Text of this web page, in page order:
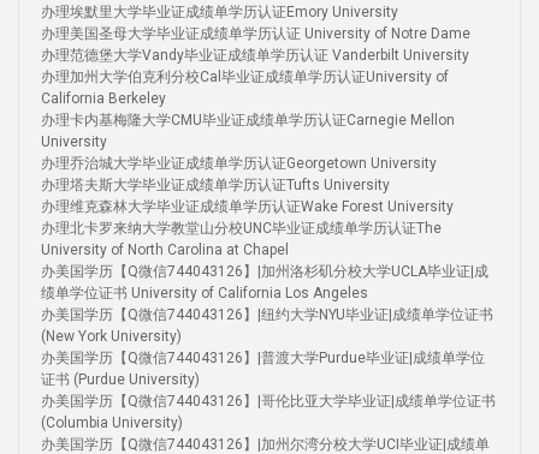
办理埃默里大学毕业证成绩单学历认证Emory University
办理美国圣母大学毕业证成绩单学历认证 University of Notre Dame
办理范德堡大学Vandy毕业证成绩单学历认证 Vanderbilt University
办理加州大学伯克利分校Cal毕业证成绩单学历认证University of
California Berkeley
办理卡内基梅隆大学CMU毕业证成绩单学历认证Carnegie Mellon
University
办理乔治城大学毕业证成绩单学历认证Georgetown University
办理塔夫斯大学毕业证成绩单学历认证Tufts University
办理维克森林大学毕业证成绩单学历认证Wake Forest University
办理北卡罗来纳大学教堂山分校UNC毕业证成绩单学历认证The
University of North Carolina at Chapel
办美国学历【Q微信744043126】|加州洛杉矶分校大学UCLA毕业证|成
绩单学位证书 University of California Los Angeles
办美国学历【Q微信744043126】|纽约大学NYU毕业证|成绩单学位证书
(New York University)
办美国学历【Q微信744043126】|普渡大学Purdue毕业证|成绩单学位
证书 (Purdue University)
办美国学历【Q微信744043126】|哥伦比亚大学毕业证|成绩单学位证书
(Columbia University)
办美国学历【Q微信744043126】|加州尔湾分校大学UCI毕业证|成绩单